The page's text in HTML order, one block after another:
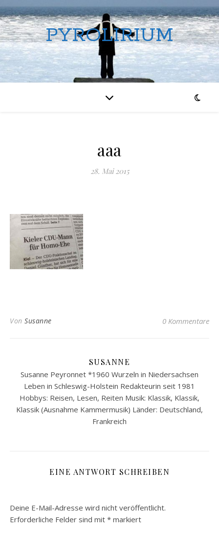
PYROLIRIUM
aaa
28. Mai 2015
Von Susanne 0 Kommentare
SUSANNE
Susanne Peyronnet *1960 Wurzeln in Niedersachsen
Leben in Schleswig-Holstein Redakteurin seit 1981
Hobbys: Reisen, Lesen, Reiten Musik: Klassik, Klassik,
Klassik (Ausnahme Kammermusik) Länder: Deutschland,
Frankreich
EINE ANTWORT SCHREIBEN
Deine E-Mail-Adresse wird nicht veröffentlicht.
Erforderliche Felder sind mit * markiert